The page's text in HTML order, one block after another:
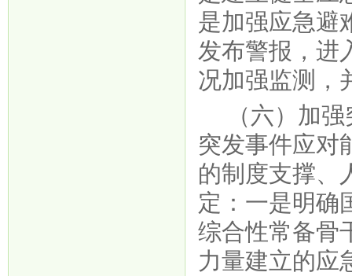
是加强应急避
发布警报，进
况加强监测，
（六）加
突发事件应对
的制度支撑、
定：一是明确
综合性常备骨
力量建立的应